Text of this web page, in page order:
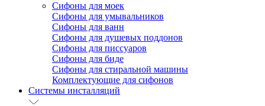
Сифоны для моек
Сифоны для умывальников
Сифоны для ванн
Сифоны для душевых поддонов
Сифоны для писсуаров
Сифоны для биде
Сифоны для стиральной машины
Комплектующие для сифонов
Системы инсталляций